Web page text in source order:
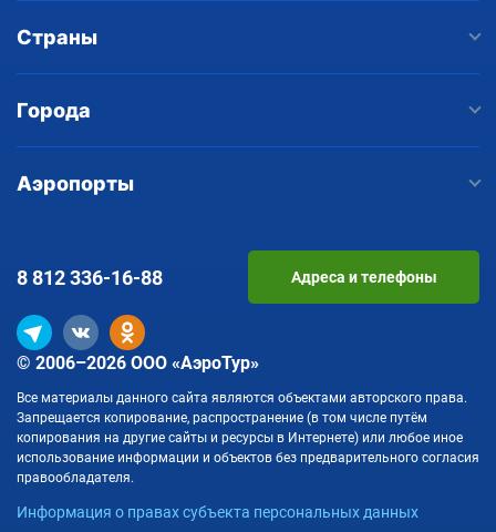
Страны
Города
Аэропорты
© 2006–2026 ООО «АэроТур»
Все материалы данного сайта являются объектами авторского права.
Запрещается копирование, распространение (в том числе путём
копирования на другие сайты и ресурсы в Интернете) или любое иное
использование информации и объектов без предварительного согласия
правообладателя.
Информация о правах субъекта персональных данных
8 812336-16-88 Адреса и телефоны